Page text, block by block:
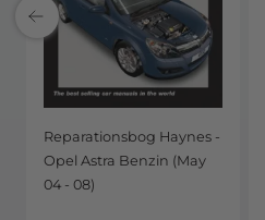
Reparationsbog Haynes -
Opel Astra Benzin (May
04 - 08)